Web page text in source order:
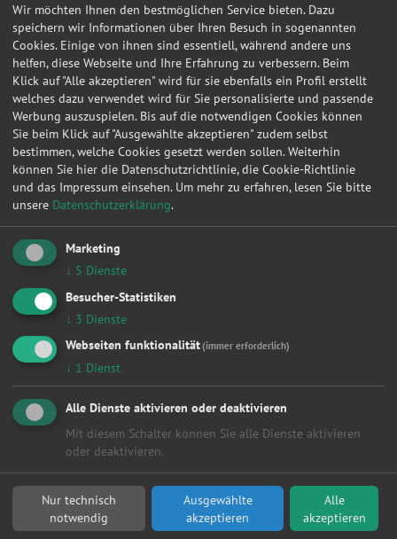
Wir möchten Ihnen den bestmöglichen Service bieten. Dazu
speichern wir Informationen über Ihren Besuch in sogenannten
Cookies. Einige von ihnen sind essentiell, während andere uns
helfen, diese Webseite und Ihre Erfahrung zu verbessern. Beim
Klick auf "Alle akzeptieren" wird für sie ebenfalls ein Profil erstellt
welches dazu verwendet wird für Sie personalisierte und passende
Werbung auszuspielen. Bis auf die notwendigen Cookies können
Sie beim Klick auf "Ausgewählte akzeptieren" zudem selbst
bestimmen, welche Cookies gesetzt werden sollen. Weiterhin
können Sie hier die Datenschutzrichtlinie, die Cookie-Richtlinie
und das Impressum einsehen. Um mehr zu erfahren, lesen Sie bitte
unsere Datenschutzerklärung.
Marketing
↓ 5 Dienste
Besucher-Statistiken
↓ 3 Dienste
Webseiten funktionalität(immer erforderlich)
↓ 1 Dienst
Alle Dienste aktivieren oder deaktivieren
Mit diesem Schalter können Sie alle Dienste aktivieren
oder deaktivieren.
Nur technisch
notwendig
Ausgewählte
akzeptieren
Alle
akzeptieren